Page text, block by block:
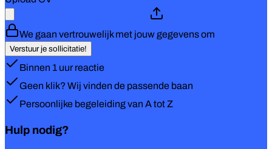
We gaan vertrouwelijk met jouw gegevens om
Verstuur je sollicitatie!
Binnen 1 uur reactie
Geen klik? Wij vinden de passende baan
Persoonlijke begeleiding van A tot Z
Hulp nodig?